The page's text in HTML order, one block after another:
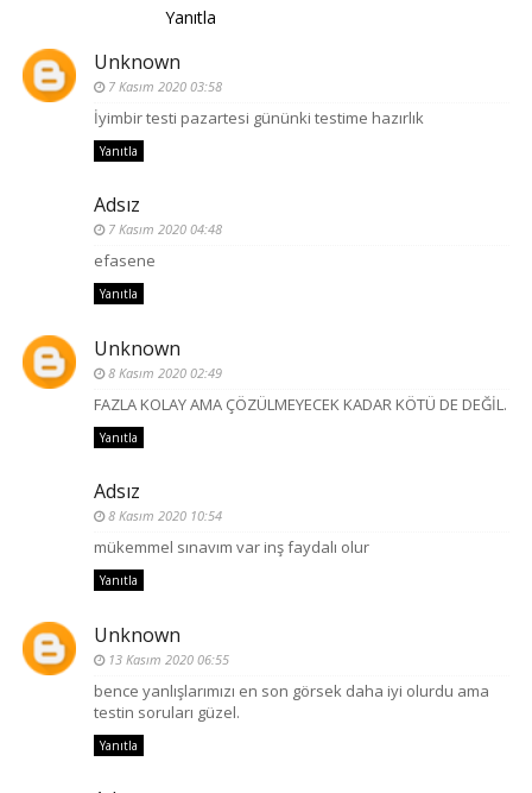
Yanıtla
Unknown
7 Kasım 2020 03:58
İyimbir testi pazartesi gününki testime hazırlık
Yanıtla
Adsız
7 Kasım 2020 04:48
efasene
Yanıtla
Unknown
8 Kasım 2020 02:49
FAZLA KOLAY AMA ÇÖZÜLMEYECEK KADAR KÖTÜ DE DEĞİL.
Yanıtla
Adsız
8 Kasım 2020 10:54
mükemmel sınavım var inş faydalı olur
Yanıtla
Unknown
13 Kasım 2020 06:55
bence yanlışlarımızı en son görsek daha iyi olurdu ama
testin soruları güzel.
Yanıtla